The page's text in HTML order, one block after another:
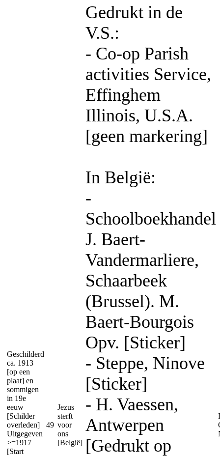
Geschilderd
ca. 1913
[op een
plaat] en
sommigen
in 19e
eeuw
[Schilder
overleden]
Uitgegeven
>=1917
[Start
49
Jezus
sterft
voor
ons
[België]
Gedrukt in de
V.S.:
- Co-op Parish
activities Service,
Effinghem
Illinois, U.S.A.
[geen markering]
In België:
-
Schoolboekhandel
J. Baert-
Vandermarliere,
Schaarbeek
(Brussel). M.
Baert-Bourgois
Opv. [Sticker]
- Steppe, Ninove
[Sticker]
- H. Vaessen,
Antwerpen
[Gedrukt op